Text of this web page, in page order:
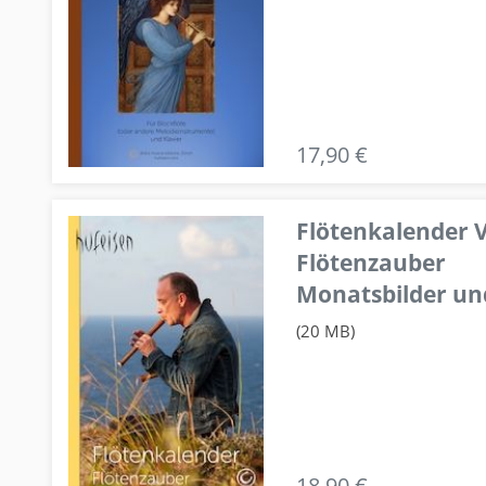
17,90 €
Flötenkalender
Flötenzauber
Monatsbilder
(20 MB)